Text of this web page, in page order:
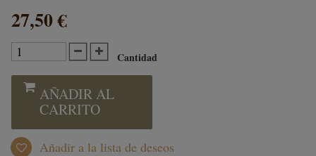
27,50 €
Cantidad
AÑADIR AL
CARRITO
Añadir a la lista de deseos